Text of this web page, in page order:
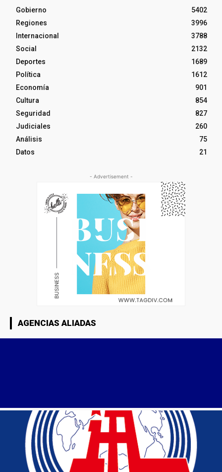
Gobierno
5402
Regiones
3996
Internacional
3788
Social
2132
Deportes
1689
Política
1612
Economía
901
Cultura
854
Seguridad
827
Judiciales
260
Análisis
75
Datos
21
- Advertisement -
AGENCIAS ALIADAS